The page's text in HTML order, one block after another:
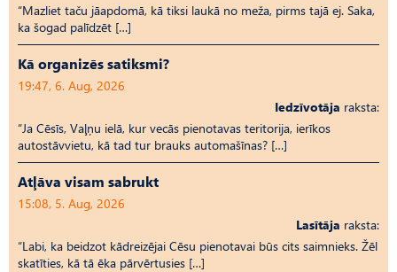
“Mazliet taču jāapdomā, kā tiksi laukā no meža, pirms tajā ej. Saka,
ka šogad palīdzēt […]
Kā organizēs satiksmi?
19:47, 6. Aug, 2026
Iedzīvotāja raksta:
“Ja Cēsīs, Vaļņu ielā, kur vecās pienotavas teritorija, ierīkos
autostāvvietu, kā tad tur brauks automašīnas? […]
Atļāva visam sabrukt
15:08, 5. Aug, 2026
Lasītāja raksta:
“Labi, ka beidzot kādreizējai Cēsu pienotavai būs cits saimnieks. Žēl
skatīties, kā tā ēka pārvērtusies […]